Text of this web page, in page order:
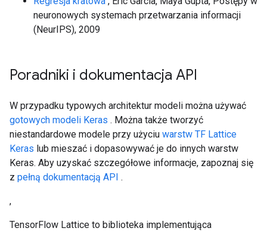
neuronowych systemach przetwarzania informacji
(NeurIPS), 2009
Poradniki i dokumentacja API
W przypadku typowych architektur modeli można używać
gotowych modeli Keras . Można także tworzyć
niestandardowe modele przy użyciu warstw TF Lattice
Keras lub mieszać i dopasowywać je do innych warstw
Keras. Aby uzyskać szczegółowe informacje, zapoznaj się
z pełną dokumentacją API .
,
TensorFlow Lattice to biblioteka implementująca